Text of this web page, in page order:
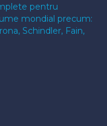
pentru
mondial precum:
Schindler, Fain,